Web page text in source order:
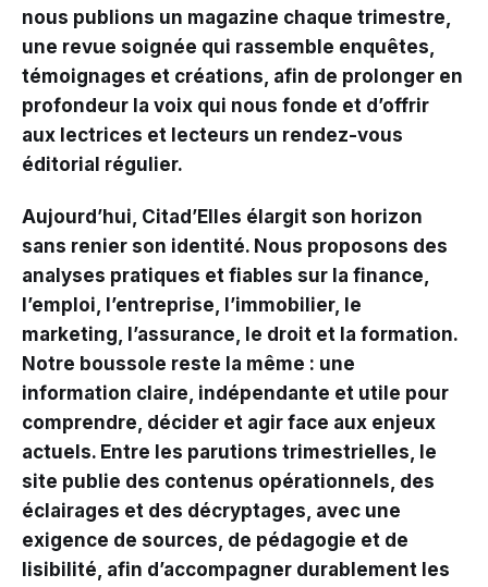
nous publions un magazine chaque trimestre,
une revue soignée qui rassemble enquêtes,
témoignages et créations, afin de prolonger en
profondeur la voix qui nous fonde et d’offrir
aux lectrices et lecteurs un rendez-vous
éditorial régulier.
Aujourd’hui, Citad’Elles élargit son horizon
sans renier son identité. Nous proposons des
analyses pratiques et fiables sur la finance,
l’emploi, l’entreprise, l’immobilier, le
marketing, l’assurance, le droit et la formation.
Notre boussole reste la même : une
information claire, indépendante et utile pour
comprendre, décider et agir face aux enjeux
actuels. Entre les parutions trimestrielles, le
site publie des contenus opérationnels, des
éclairages et des décryptages, avec une
exigence de sources, de pédagogie et de
lisibilité, afin d’accompagner durablement les